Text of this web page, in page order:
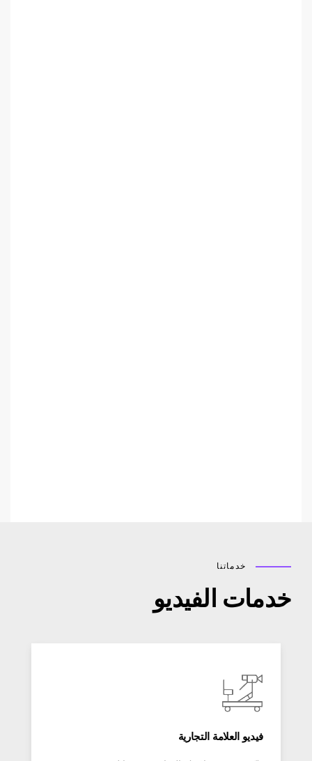
خدماتنا
الفيديو
فيديو العلامة التجارية